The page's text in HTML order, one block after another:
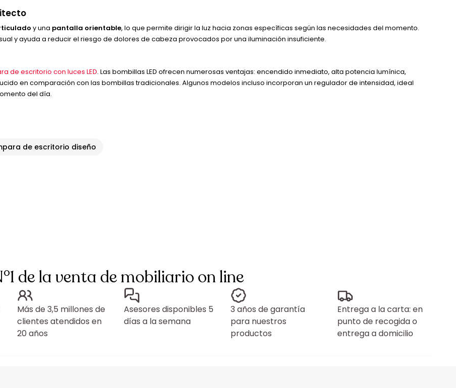
y una pantalla orientable, lo que permite dirigir la luz hacia zonas específicas según las necesidades del momento.
y ayuda a reducir el riesgo de dolores de cabeza provocados por una iluminación insuficiente.
de escritorio con luces LED. Las bombillas LED ofrecen numerosas ventajas: encendido inmediato, alta potencia lumínica,
en comparación con las bombillas tradicionales. Algunos modelos incluso incorporan un regulador de intensidad, ideal
del día.
de escritorio diseño
de la venta de mobiliario on line
Más de 3,5 millones de
clientes atendidos en
20 años
Asesores disponibles 5
días a la semana
3 años de garantía
para nuestros
productos
Entrega a la carta: en
punto de recogida o
entrega a domicilio